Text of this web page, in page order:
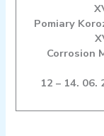
Pomiary
Corrosion
12 – 14.